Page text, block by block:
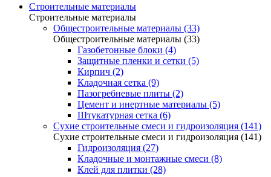
Строительные материалы
Строительные материалы
Общестроительные материалы (33)
Общестроительные материалы (33)
Газобетонные блоки (4)
Защитные пленки и сетки (5)
Кирпич (2)
Кладочная сетка (9)
Пазогребневые плиты (2)
Цемент и инертные материалы (5)
Штукатурная сетка (6)
Сухие строительные смеси и гидроизоляция (141)
Сухие строительные смеси и гидроизоляция (141)
Гидроизоляция (27)
Кладочные и монтажные смеси (8)
Клей для плитки (28)